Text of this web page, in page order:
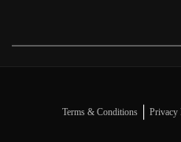
Terms & Conditions Privacy